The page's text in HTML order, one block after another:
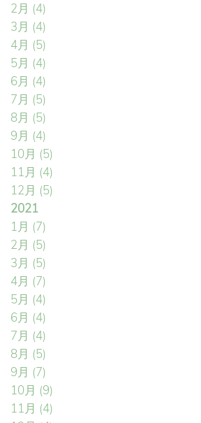
2月 (4)
3月 (4)
4月 (5)
5月 (4)
6月 (4)
7月 (5)
8月 (5)
9月 (4)
10月 (5)
11月 (4)
12月 (5)
2021
1月 (7)
2月 (5)
3月 (5)
4月 (7)
5月 (4)
6月 (4)
7月 (4)
8月 (5)
9月 (7)
10月 (9)
11月 (4)